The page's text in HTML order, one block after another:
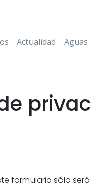
Actualidad
sólo